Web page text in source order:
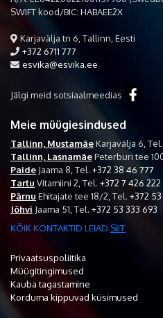
SWIFT kood/BIC: HABAEE2X
Karjavälja tn 6, Tallinn, Eesti
+372 6711 777
esvika@esvika.ee
Jälgi meid sotsiaalmeedias
Meie müügiesindused
Tallinn, MustamäeKarjavälja 6, Tel.
Tallinn, LasnamäePeterburi tee
Paide Jaama 8, Tel. +372 38 46 777
Tartu Vitamiini 2, Tel. +372 7 426 222
Pärnu Ehitajate tee 18/2, Tel. +372
Jõhvi Jaama 51, Tel. +372 53 333 693
KÕIK KONTAKTID LEIAD SIIT
Privaatsuspoliitika
Müügitingimused
Kauba tagastamine
Korduma kippuvad küsimused